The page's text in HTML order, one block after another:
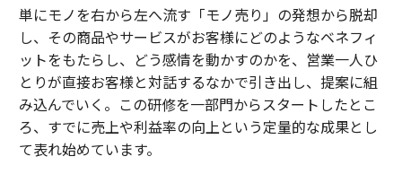
単にモノを右から左へ流す「モノ売り」の発想から脱却
し、その商品やサービスがお客様にどのようなベネフィ
ットをもたらし、どう感情を動かすのかを、営業一人ひ
とりが直接お客様と対話するなかで引き出し、提案に組
み込んでいく。この研修を一部門からスタートしたとこ
ろ、すでに売上や利益率の向上という定量的な成果とし
て表れ始めています。